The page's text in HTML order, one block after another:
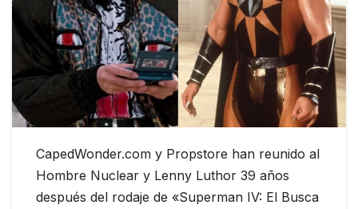
CapedWonder.com y Propstore han reunido al
Hombre Nuclear y Lenny Luthor 39 años
después del rodaje de «Superman IV: El Busca